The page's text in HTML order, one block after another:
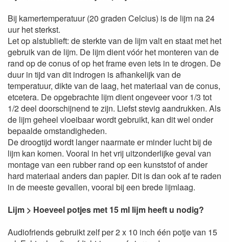
Bij kamertemperatuur (20 graden Celcius) is de lijm na 24
uur het sterkst.
Let op alstublieft: de sterkte van de lijm valt en staat met het
gebruik van de lijm. De lijm dient vóór het monteren van de
rand op de conus of op het frame even iets in te drogen. De
duur in tijd van dit indrogen is afhankelijk van de
temperatuur, dikte van de laag, het materiaal van de conus,
etcetera. De opgebrachte lijm dient ongeveer voor 1/3 tot
1/2 deel doorschijnend te zijn. Liefst stevig aandrukken. Als
de lijm geheel vloeibaar wordt gebruikt, kan dit wel onder
bepaalde omstandigheden.
De droogtijd wordt langer naarmate er minder lucht bij de
lijm kan komen. Vooral in het vrij uitzonderlijke geval van
montage van een rubber rand op een kunststof of ander
hard materiaal anders dan papier. Dit is dan ook af te raden
in de meeste gevallen, vooral bij een brede lijmlaag.
Lijm > Hoeveel potjes met 15 ml lijm heeft u nodig?
Audiofriends gebruikt zelf per 2 x 10 inch één potje van 15